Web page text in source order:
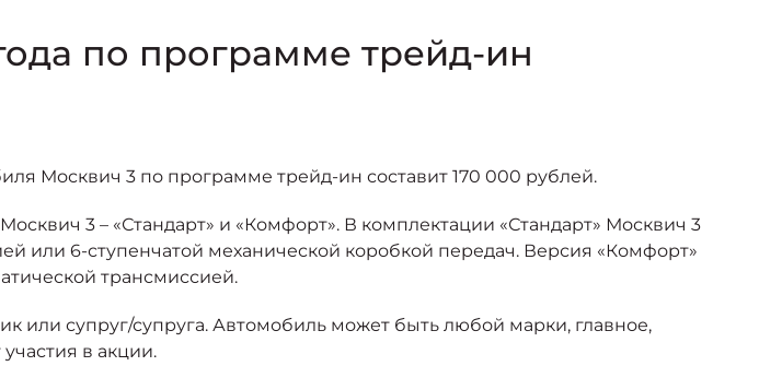
по программе трейд-ин
Москвич 3 по программе трейд-ин составит 170 000 рублей.
3 – «Стандарт» и «Комфорт». В комплектации «Стандарт» Москвич 3
или 6-ступенчатой механической коробкой передач. Версия «Комфорт»
трансмиссией.
или супруг/супруга. Автомобиль может быть любой марки, главное,
в акции.